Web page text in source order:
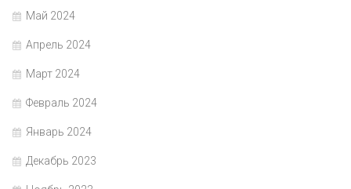
Май 2024
Апрель 2024
Март 2024
Февраль 2024
Январь 2024
Декабрь 2023